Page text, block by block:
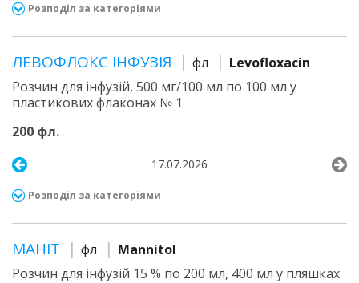
Розподіл за категоріями
ЛЕВОФЛОКС ІНФУЗІЯ фл
Levofloxacin
Розчин для інфузій, 500 мг/100 мл по 100 мл у
пластикових флаконах № 1
200 фл.
17.07.2026
Розподіл за категоріями
МАНІТ фл
Mannitol
Розчин для інфузій 15 % по 200 мл, 400 мл у пляшках